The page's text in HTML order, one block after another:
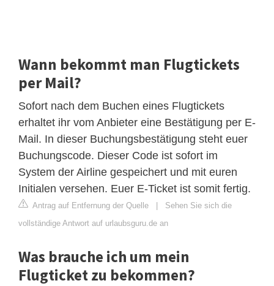
Wann bekommt man Flugtickets
per Mail?
Sofort nach dem Buchen eines Flugtickets
erhaltet ihr vom Anbieter eine Bestätigung per E-
Mail. In dieser Buchungsbestätigung steht euer
Buchungscode. Dieser Code ist sofort im
System der Airline gespeichert und mit euren
Initialen versehen. Euer E-Ticket ist somit fertig.
Antrag auf Entfernung der Quelle
Sehen Sie sich die
vollständige Antwort auf urlaubsguru.de an
Was brauche ich um mein
Flugticket zu bekommen?